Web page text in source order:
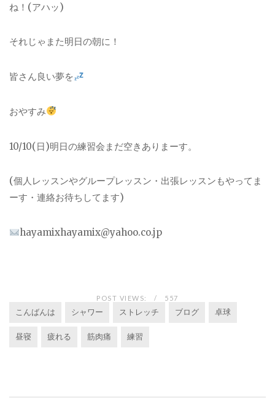
ね！(アハッ)
それじゃまた明日の朝に！
皆さん良い夢を
おやすみ
10/10(日)明日の練習会まだ空きありまーす。
(個人レッスンやグループレッスン・出張レッスンもやってま
ーす・連絡お待ちしてます)
hayamixhayamix@yahoo.co.jp
POST VIEWS: 557
こんばんは シャワー ストレッチ ブログ 卓球
昼寝 疲れる 筋肉痛 練習